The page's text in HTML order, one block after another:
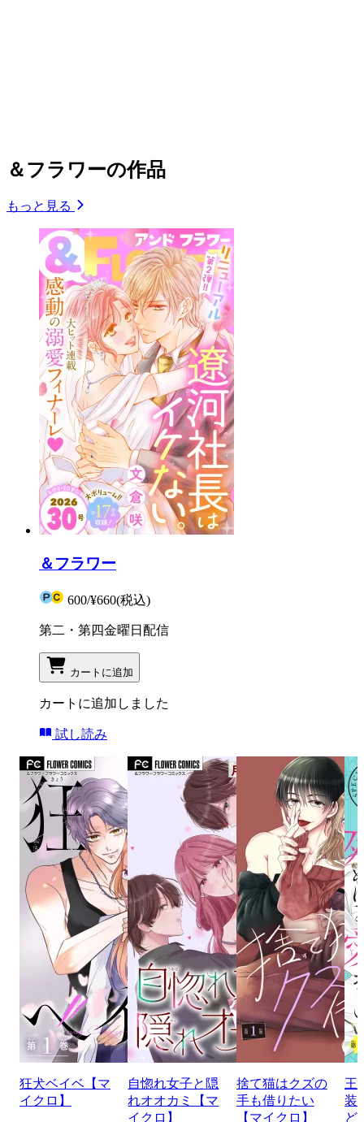
＆フラワーの作品
もっと見る
＆フラワー
600/¥660(税込)
第二・第四金曜日配信
カートに追加
カートに追加しました
試し読み
狂犬ベイベ【マ
イクロ】
自惚れ女子と隠
れオオカミ【マ
イクロ】
捨て猫はクズの
手も借りたい
【マイクロ】
王
装
ど